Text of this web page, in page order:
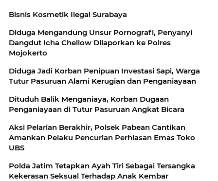
Bisnis Kosmetik Ilegal Surabaya
Diduga Mengandung Unsur Pornografi, Penyanyi
Dangdut Icha Chellow Dilaporkan ke Polres
Mojokerto
Diduga Jadi Korban Penipuan Investasi Sapi, Warga
Tutur Pasuruan Alami Kerugian dan Penganiayaan
Dituduh Balik Menganiaya, Korban Dugaan
Penganiayaan di Tutur Pasuruan Angkat Bicara
Aksi Pelarian Berakhir, Polsek Pabean Cantikan
Amankan Pelaku Pencurian Perhiasan Emas Toko
UBS
Polda Jatim Tetapkan Ayah Tiri Sebagai Tersangka
Kekerasan Seksual Terhadap Anak Kembar